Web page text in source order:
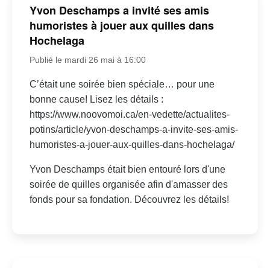
Yvon Deschamps a invité ses amis
humoristes à jouer aux quilles dans
Hochelaga
Publié le mardi 26 mai à 16:00
C’était une soirée bien spéciale… pour une
bonne cause! Lisez les détails :
https://www.noovomoi.ca/en-vedette/actualites-
potins/article/yvon-deschamps-a-invite-ses-amis-
humoristes-a-jouer-aux-quilles-dans-hochelaga/
Yvon Deschamps était bien entouré lors d'une
soirée de quilles organisée afin d'amasser des
fonds pour sa fondation. Découvrez les détails!